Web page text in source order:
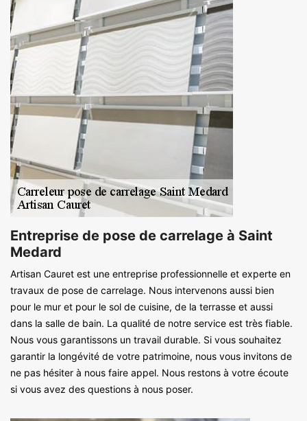
Entreprise de pose de carrelage à Saint
Medard
Artisan Cauret est une entreprise professionnelle et experte en
travaux de pose de carrelage. Nous intervenons aussi bien
pour le mur et pour le sol de cuisine, de la terrasse et aussi
dans la salle de bain. La qualité de notre service est très fiable.
Nous vous garantissons un travail durable. Si vous souhaitez
garantir la longévité de votre patrimoine, nous vous invitons de
ne pas hésiter à nous faire appel. Nous restons à votre écoute
si vous avez des questions à nous poser.